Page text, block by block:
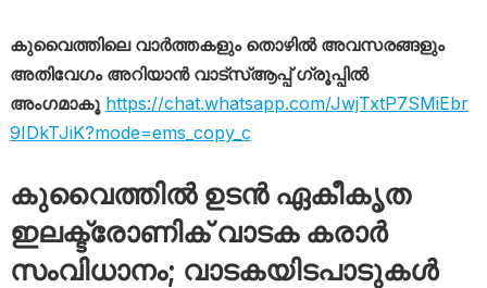
കുവൈത്തിലെ വാർത്തകളും തൊഴിൽ അവസരങ്ങളും
അതിവേഗം അറിയാൻ വാട്സ്ആപ്പ് ഗ്രൂപ്പിൽ
അംഗമാകൂ https://chat.whatsapp.com/JwjTxtP7SMiEbr
9IDkTJiK?mode=ems_copy_c
കുവൈത്തിൽ ഉടൻ ഏകീകൃത
ഇലക്ട്രോണിക് വാടക കരാർ
സംവിധാനം; വാടകയിടപാടുകൾ